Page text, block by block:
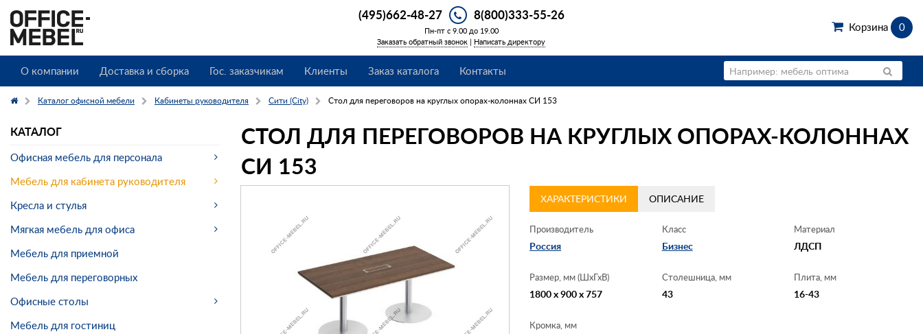
(495)662-48-27 8(800)333-55-26
Пн-пт с 9.00 до 19.00
Заказать обратный звонок | Написать директору
Корзина 0
О компании Доставка и сборка Гос. заказчикам Клиенты Заказ каталога Контакты
Каталог офисной мебели Кабинеты руководителя Сити (City) Стол для переговоров на круглых опорах-колоннах СИ 153
СТОЛ ДЛЯ ПЕРЕГОВОРОВ НА КРУГЛЫХ ОПОРАХ-КОЛОННАХ
СИ 153
ХАРАКТЕРИСТИКИ ОПИСАНИЕ
Производитель
Россия
Класс
Бизнес
Материал
ЛДСП
Размер, мм (ШхГхВ)
1800 x 900 x 757
Столешница, мм
43
Плита, мм
16-43
Кромка, мм
КАТАЛОГ
Офисная мебель для персонала
Мебель для кабинета руководителя
Кресла и стулья
Мягкая мебель для офиса
Мебель для приемной
Мебель для переговорных
Офисные столы
Мебель для гостиниц